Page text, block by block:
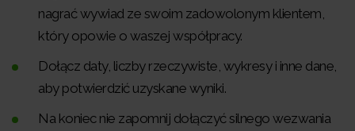
nagrać wywiad ze swoim zadowolonym klientem,
który opowie o waszej współpracy.
Dołącz daty, liczby rzeczywiste, wykresy i inne dane,
aby potwierdzić uzyskane wyniki.
Na koniec nie zapomnij dołączyć silnego wezwania